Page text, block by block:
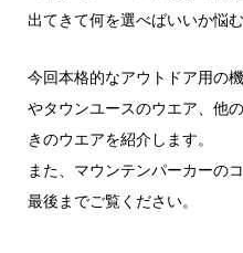
出てきて何を選べばいいか悩む
今回本格的なアウトドア用の
やタウンユースのウエア、他
きのウエアを紹介します。
また、マウンテンパーカーの
最後までご覧ください。